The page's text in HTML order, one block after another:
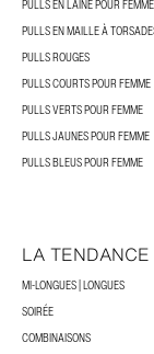
PULLS EN LAINE POUR FEMME
PULLS EN MAILLE À
PULLS ROUGES
PULLS COURTS POUR FEMME
PULLS VERTS POUR FEMME
PULLS JAUNES POUR FEMME
PULLS BLEUS POUR FEMME
LA
MI-LONGUES | LONGUES
SOIRÉE
COMBINAISONS